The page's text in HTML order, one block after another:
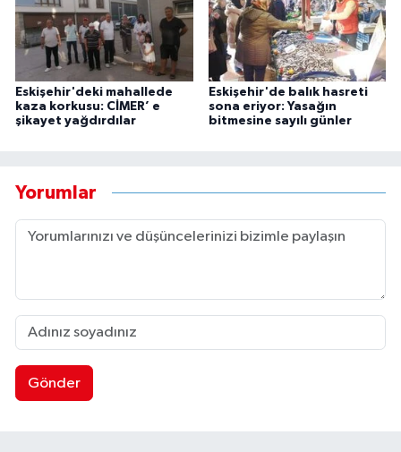
Eskişehir'deki mahallede
kaza korkusu: CİMER’ e
şikayet yağdırdılar
Eskişehir'de balık hasreti
sona eriyor: Yasağın
bitmesine sayılı günler
Yorumlar
Gönder